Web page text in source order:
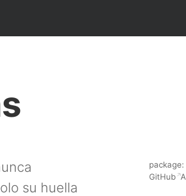
su huella
package:
GitHub